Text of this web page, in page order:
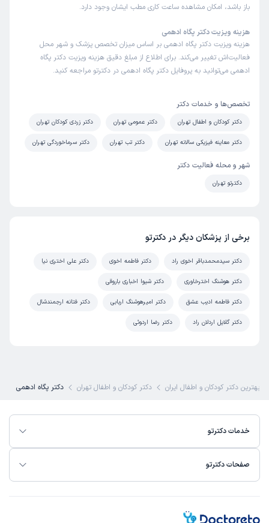
باز باشد، امکان مشاهده ساعت کاری مطب ایشان وجود دارد.
هزینه ویزیت دکتر پگاه ادهمی
هزینه ویزیت دکتر پگاه ادهمی بر اساس میزان تخصص پزشک و شهر محل
فعالیت‌اش تغییر می‌کند. برای اطلاع از مبلغ دقیق هزینه ویزیت دکتر پگاه
ادهمی می‌توانید به پروفایل دکتر پگاه ادهمی در دکترتو مراجعه کنید.
تخصص‌ها و خدمات دکتر
دکتر کودکان و اطفال تهران دکتر عمومی تهران دکتر زردی کودکان تهران
دکتر معاینه فیزیکی سالانه تهران دکتر تب تهران دکتر سرماخوردگی تهران
شهر و محله فعالیت دکتر
دکترتو تهران
برخی از پزشکان دیگر در دکترتو
دکتر سیدمحمدباقر اخوی راد دکتر فاطمه اخوی دکتر علی اختری نیا
دکتر هوشنگ اخترخاوری دکتر شیوا اخباری باروقی
دکتر فاطمه ادیب عشق دکتر امیرهوشنگ اربابی دکتر فتانه ارجمندشال
دکتر گلایل اردلان راد دکتر رضا اردوئی
بهترین دکتر کودکان و اطفال ایران دکتر کودکان و اطفال تهران دکتر پگاه ادهمی
خدمات دکترتو
صفحات دکترتو